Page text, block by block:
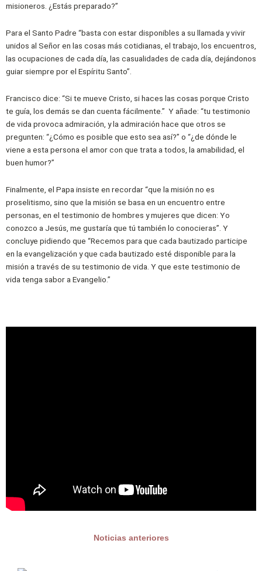
misioneros. ¿Estás preparado?”
Para el Santo Padre “basta con estar disponibles a su llamada y vivir
unidos al Señor en las cosas más cotidianas, el trabajo, los encuentros,
las ocupaciones de cada día, las casualidades de cada día, dejándonos
guiar siempre por el Espíritu Santo”.
Francisco dice: “Si te mueve Cristo, si haces las cosas porque Cristo
te guía, los demás se dan cuenta fácilmente.” Y añade: “tu testimonio
de vida provoca admiración, y la admiración hace que otros se
pregunten: “¿Cómo es posible que esto sea así?” o “¿de dónde le
viene a esta persona el amor con que trata a todos, la amabilidad, el
buen humor?”
Finalmente, el Papa insiste en recordar “que la misión no es
proselitismo, sino que la misión se basa en un encuentro entre
personas, en el testimonio de hombres y mujeres que dicen: Yo
conozco a Jesús, me gustaría que tú también lo conocieras”. Y
concluye pidiendo que “Recemos para que cada bautizado participe
en la evangelización y que cada bautizado esté disponible para la
misión a través de su testimonio de vida. Y que este testimonio de
vida tenga sabor a Evangelio.”
Noticias anteriores